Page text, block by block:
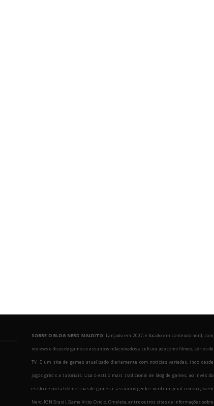
SOBRE O BLOG NERD MALDITO: Lançado em 2007, é focado em conteúdo nerd, com
reviews e dicas de games e assuntos relacionados a cultura pop como filmes, séries de
TV. É um site de games atualizado diariamente com notícias variadas, indo desde
jogos grátis a tutoriais. Usa o estilo mais tradicional de blog de games, ao invés do
estilo de portal de notícias de games e assuntos geek e nerd em geral como o Jovem
Nerd, IGN Brasil, Game Vicio, Ovicio, Omelete, entre outros sites de informações sobre